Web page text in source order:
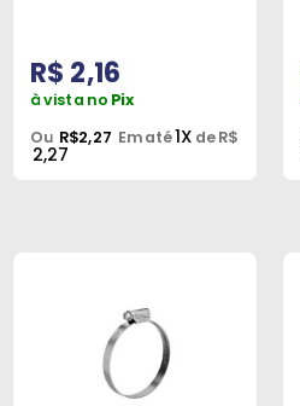
Acessórios
Mecânica
R$ 2,16
à vista no Pix
Ou R$2,27 Em até1X de R$
2,27